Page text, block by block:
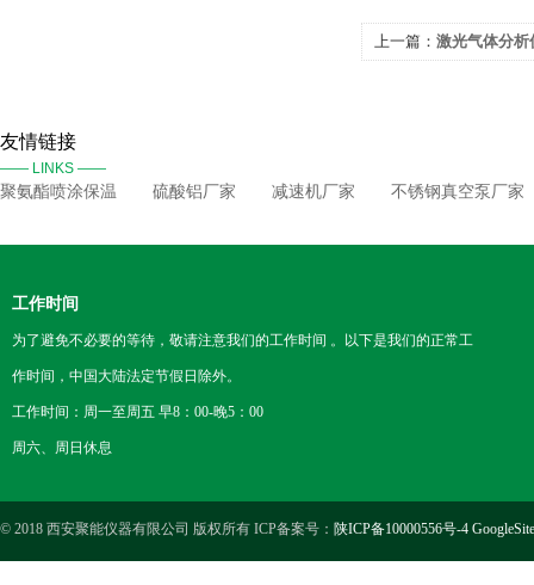
上一篇： 激光气体分析
友情链接
—— LINKS ——
聚氨酯喷涂保温 硫酸铝厂家 减速机厂家 不锈钢真空泵厂家
工作时间
为了避免不必要的等待，敬请注意我们的工作时间 。以下是我们的正常工
作时间，中国大陆法定节假日除外。
工作时间：周一至周五 早8：00-晚5：00
周六、周日休息
© 2018 西安聚能仪器有限公司 版权所有 ICP备案号： 陕ICP备10000556号-4